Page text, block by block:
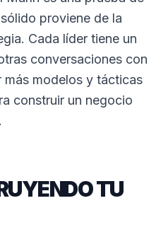
proviene de la
Cada líder tiene un
conversaciones con
más modelos y tácticas
construir un negocio
TU